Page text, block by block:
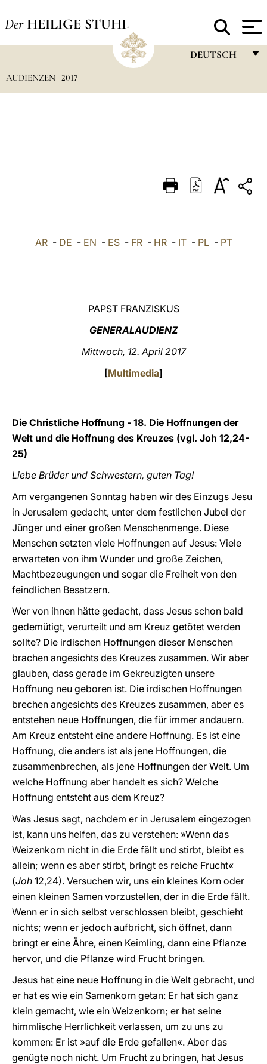
Der HEILIGE STUHL
DEUTSCH
DEUTSCH
العربيّة
AUDIENZEN 2017
AR- DE - EN - ES- FR- HR- IT- PL- PT
PAPST FRANZISKUS
GENERALAUDIENZ
Mittwoch, 12. April 2017
[Multimedia]
Die Christliche Hoffnung - 18. Die Hoffnungen der
Welt und die Hoffnung des Kreuzes (vgl. Joh 12,24-
25)
Liebe Brüder und Schwestern, guten Tag!
Am vergangenen Sonntag haben wir des Einzugs Jesu
in Jerusalem gedacht, unter dem festlichen Jubel der
Jünger und einer großen Menschenmenge. Diese
Menschen setzten viele Hoffnungen auf Jesus: Viele
erwarteten von ihm Wunder und große Zeichen,
Machtbezeugungen und sogar die Freiheit von den
feindlichen Besatzern.
Wer von ihnen hätte gedacht, dass Jesus schon bald
gedemütigt, verurteilt und am Kreuz getötet werden
sollte? Die irdischen Hoffnungen dieser Menschen
brachen angesichts des Kreuzes zusammen. Wir aber
glauben, dass gerade im Gekreuzigten unsere
Hoffnung neu geboren ist. Die irdischen Hoffnungen
brechen angesichts des Kreuzes zusammen, aber es
entstehen neue Hoffnungen, die für immer andauern.
Am Kreuz entsteht eine andere Hoffnung. Es ist eine
Hoffnung, die anders ist als jene Hoffnungen, die
zusammenbrechen, als jene Hoffnungen der Welt. Um
welche Hoffnung aber handelt es sich? Welche
Hoffnung entsteht aus dem Kreuz?
Was Jesus sagt, nachdem er in Jerusalem eingezogen
ist, kann uns helfen, das zu verstehen: »Wenn das
Weizenkorn nicht in die Erde fällt und stirbt, bleibt es
allein; wenn es aber stirbt, bringt es reiche Frucht«
(Joh 12,24). Versuchen wir, uns ein kleines Korn oder
einen kleinen Samen vorzustellen, der in die Erde fällt.
Wenn er in sich selbst verschlossen bleibt, geschieht
nichts; wenn er jedoch aufbricht, sich öffnet, dann
bringt er eine Ähre, einen Keimling, dann eine Pflanze
hervor, und die Pflanze wird Frucht bringen.
Jesus hat eine neue Hoffnung in die Welt gebracht, und
er hat es wie ein Samenkorn getan: Er hat sich ganz
klein gemacht, wie ein Weizenkorn; er hat seine
himmlische Herrlichkeit verlassen, um zu uns zu
kommen: Er ist »auf die Erde gefallen«. Aber das
genügte noch nicht. Um Frucht zu bringen, hat Jesus